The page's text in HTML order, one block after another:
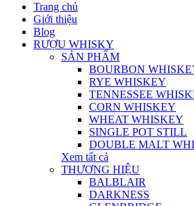
Trang chủ
Giới thiệu
Blog
RƯỢU WHISKY
SẢN PHẨM
BOURBON
RYE WHISKEY
TENNESSEE
CORN WHISKEY
WHEAT WHISKEY
SINGLE POT STILL
DOUBLE MALT
Xem tất cả
THƯƠNG HIỆU
BALBLAIR
DARKNESS